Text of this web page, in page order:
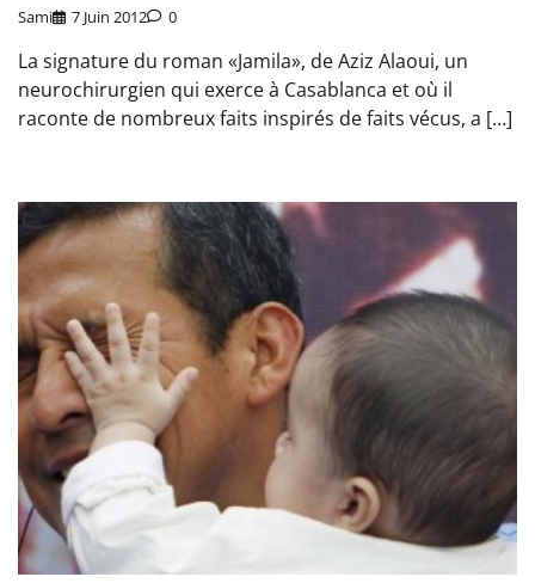
Sami 7 Juin 2012 0
La signature du roman «Jamila», de Aziz Alaoui, un
neurochirurgien qui exerce à Casablanca et où il
raconte de nombreux faits inspirés de faits vécus, a […]